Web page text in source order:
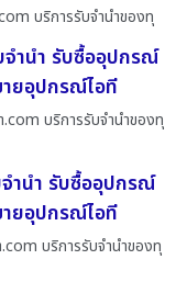
บริการรับจำนำของทุ
จำนำ รับซื้ออุปกรณ์
ายอุปกรณ์ไอที
บริการรับจำนำของทุ
ำนำ รับซื้ออุปกรณ์
ายอุปกรณ์ไอที
บริการรับจำนำของทุ